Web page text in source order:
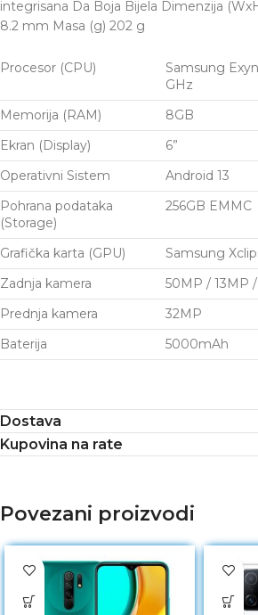
integrisana Da Boja Bijela Dimenzija
8.2 mm Masa (g) 202 g
Procesor (CPU)
Samsung
GHz
Memorija (RAM)
8GB
Ekran (Display)
6”
Operativni Sistem
Android 13
Pohrana podataka
(Storage)
256GB EMMC
Grafička karta (GPU)
Samsung
Zadnja kamera
50MP / 13MP
Prednja kamera
32MP
Baterija
5000mAh
Dostava
Kupovina na rate
Povezani proizvodi